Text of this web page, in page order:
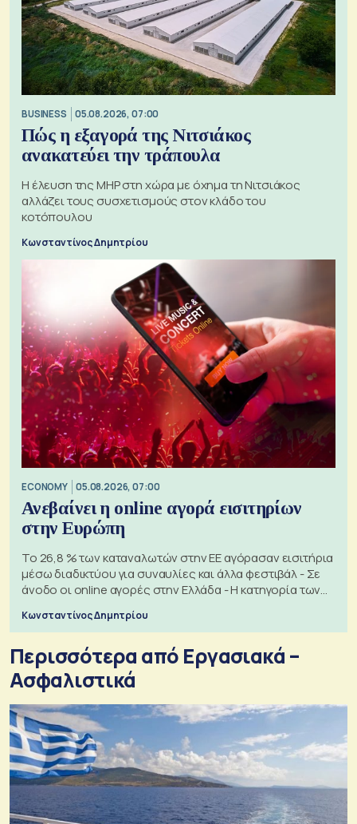
BUSINESS 05.08.2026, 07:00
Πώς η εξαγορά της Νιτσιάκος
ανακατεύει την τράπουλα
H έλευση της MHP στη χώρα με όχημα τη Νιτσιάκος
αλλάζει τους συσχετισμούς στον κλάδο του
κοτόπουλου
Κωνσταντίνος Δημητρίου
ECONOMY 05.08.2026, 07:00
Ανεβαίνει η online αγορά εισιτηρίων
στην Ευρώπη
Το 26,8 % των καταναλωτών στην ΕΕ αγόρασαν εισιτήρια
μέσω διαδικτύου για συναυλίες και άλλα φεστιβάλ - Σε
άνοδο οι online αγορές στην Ελλάδα - Η κατηγορία των
Κωνσταντίνος Δημητρίου
Περισσότερα από Εργασιακά –
Ασφαλιστικά